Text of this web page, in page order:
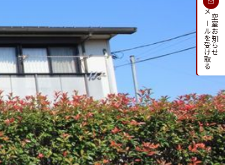
人気のカテゴリから探す
ショップを探す
ライフサポート
新着メールを
受け取る空室お知らせ
メールを受け取る